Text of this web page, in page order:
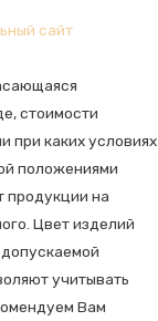
сайт
стоимости
при каких условиях
положениями
продукции на
Цвет изделий
учитывать
Вам